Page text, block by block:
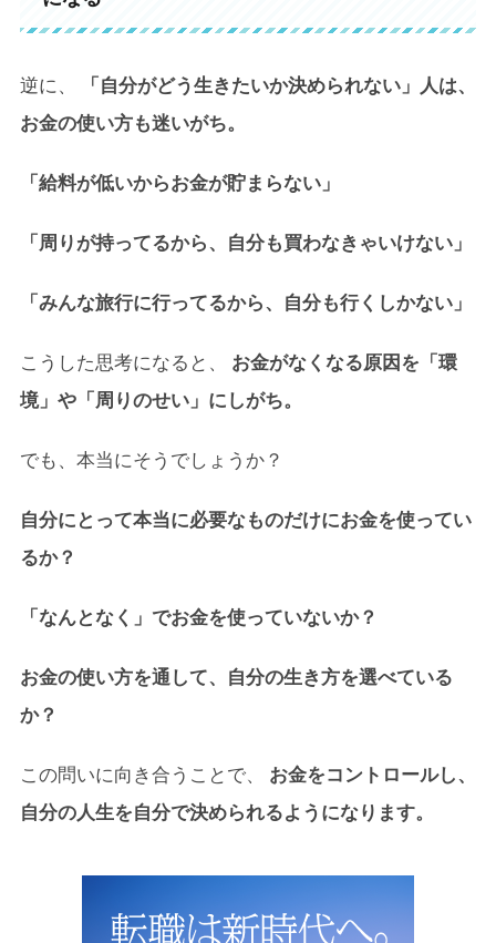
逆に、
「自分がどう生きたいか決められない」人は、
お金の使い方も迷いがち。
「給料が低いからお金が貯まらない」
「周りが持ってるから、自分も買わなきゃいけない」
「みんな旅行に行ってるから、自分も行くしかない」
こうした思考になると、 お金がなくなる原因を「環
境」や「周りのせい」にしがち。
でも、本当にそうでしょうか？
自分にとって本当に必要なものだけにお金を使ってい
るか？
「なんとなく」でお金を使っていないか？
お金の使い方を通して、自分の生き方を選べている
か？
この問いに向き合うことで、 お金をコントロールし、
自分の人生を自分で決められるようになります。